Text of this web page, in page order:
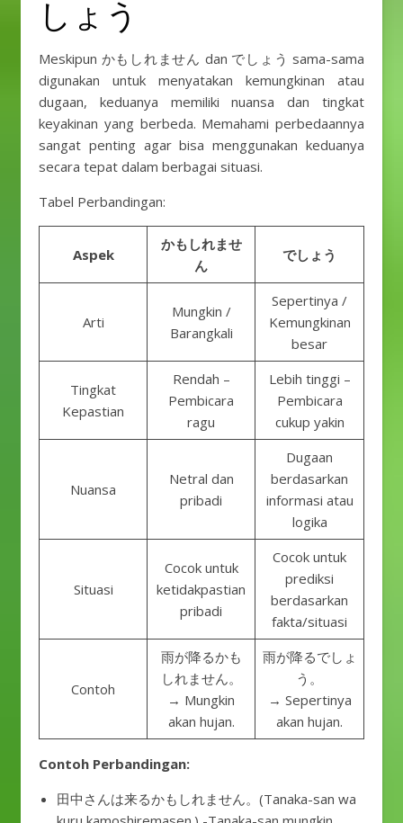
しょう
Meskipun かもしれません dan でしょう sama-sama
digunakan untuk menyatakan kemungkinan atau
dugaan, keduanya memiliki nuansa dan tingkat
keyakinan yang berbeda. Memahami perbedaannya
sangat penting agar bisa menggunakan keduanya
secara tepat dalam berbagai situasi.
Tabel Perbandingan:
Aspek
かもしれませ
ん
でしょう
Arti
Mungkin /
Barangkali
Sepertinya /
Kemungkinan
besar
Tingkat
Kepastian
Rendah –
Pembicara
ragu
Lebih tinggi –
Pembicara
cukup yakin
Nuansa
Netral dan
pribadi
Dugaan
berdasarkan
informasi atau
logika
Situasi
Cocok untuk
ketidakpastian
pribadi
Cocok untuk
prediksi
berdasarkan
fakta/situasi
Contoh
雨が降るかも
しれません。
→ Mungkin
akan hujan.
雨が降るでしょ
う。
→ Sepertinya
akan hujan.
Contoh Perbandingan:
田中さんは来るかもしれません。(Tanaka-san wa